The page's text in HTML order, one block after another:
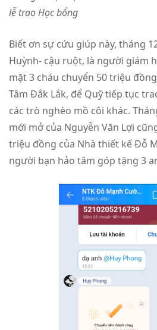
lễ trao Học bổng
Biết ơn sự cứu giúp này, tháng
Huỳnh- cậu ruột, là người giám
mặt 3 cháu chuyển 50 triệu
Tâm Đắk Lắk, để Quỹ tiếp tục
các trò nghèo mồ côi khác.
mới mở của Nguyễn Văn Lợi
triệu đồng của Nhà thiết kế Đỗ
người bạn hảo tâm góp tặng 3